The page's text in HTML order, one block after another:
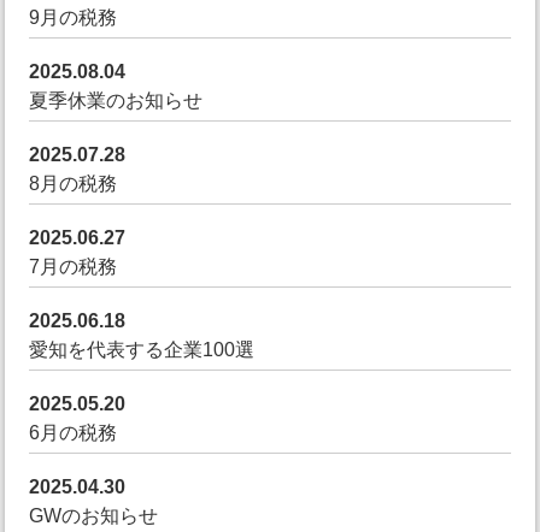
9月の税務
2025.08.04
夏季休業のお知らせ
2025.07.28
8月の税務
2025.06.27
7月の税務
2025.06.18
愛知を代表する企業100選
2025.05.20
6月の税務
2025.04.30
GWのお知らせ